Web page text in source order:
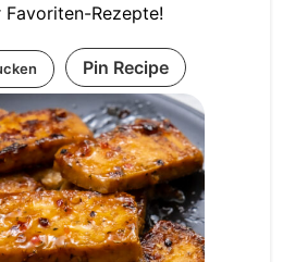
Favoriten-Rezepte!
Pin Recipe